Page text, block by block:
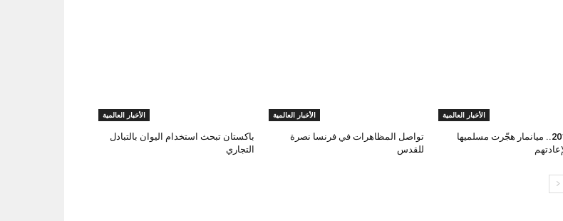
الأخبار العالمية
باكستان تبحث استخدام اليوان بالتبادل
التجاري
الأخبار العالمية
تواصل المظاهرات في فرنسا نصرة
للقدس
الأخبار العالمية
حصاد 2017.. ميانمار هجّرت مسلميها